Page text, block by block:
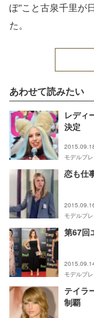
ぽ”こと古泉千里が
た。
あわせて読みたい
レディ
決定
モデルプ
恋も仕
モデルプ
第67回
モデルプ
テイラ
制覇